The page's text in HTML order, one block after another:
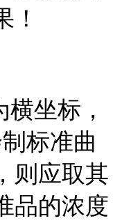
！
坐标，
标准曲
则应取其
品的浓度